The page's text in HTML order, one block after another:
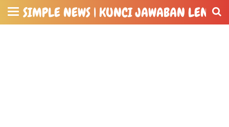
SIMPLE NEWS | KUNCI JAWABAN